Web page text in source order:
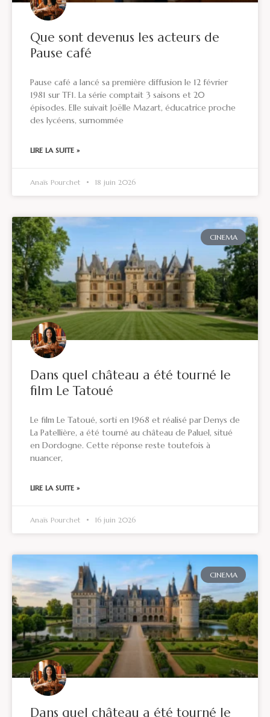
Que sont devenus les acteurs de
Pause café
Pause café a lancé sa première diffusion le 12 février
1981 sur TF1. La série comptait 3 saisons et 20
épisodes. Elle suivait Joëlle Mazart, éducatrice proche
des lycéens, surnommée
LIRE LA SUITE »
Anaïs Pourchet 18 juin 2026
CINEMA
Dans quel château a été tourné le
film Le Tatoué
Le film Le Tatoué, sorti en 1968 et réalisé par Denys de
La Patellière, a été tourné au château de Paluel, situé
en Dordogne. Cette réponse reste toutefois à
nuancer,
LIRE LA SUITE »
Anaïs Pourchet 16 juin 2026
CINEMA
Dans quel château a été tourné le